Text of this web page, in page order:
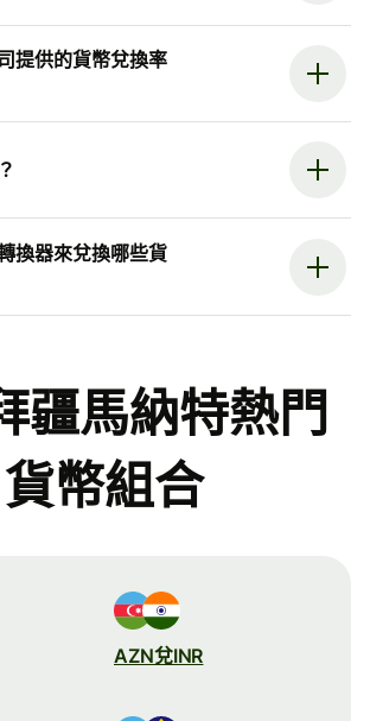
提供的貨幣兌換率
換器來兌換哪些貨
疆馬納特熱門
貨幣組合
AZN兌INR